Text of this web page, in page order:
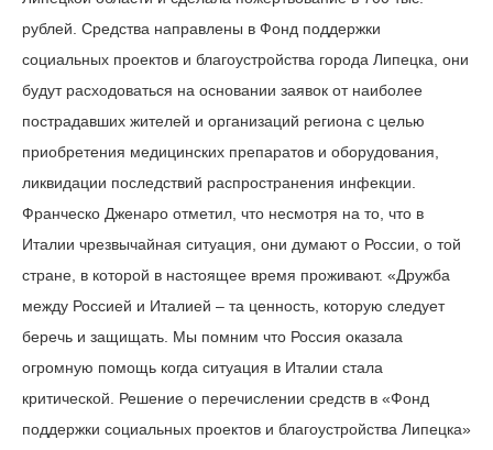
рублей. Средства направлены в Фонд поддержки
социальных проектов и благоустройства города Липецка, они
будут расходоваться на основании заявок от наиболее
пострадавших жителей и организаций региона с целью
приобретения медицинских препаратов и оборудования,
ликвидации последствий распространения инфекции.
Франческо Дженаро отметил, что несмотря на то, что в
Италии чрезвычайная ситуация, они думают о России, о той
стране, в которой в настоящее время проживают. «Дружба
между Россией и Италией – та ценность, которую следует
беречь и защищать. Мы помним что Россия оказала
огромную помощь когда ситуация в Италии стала
критической. Решение о перечислении средств в «Фонд
поддержки социальных проектов и благоустройства Липецка»